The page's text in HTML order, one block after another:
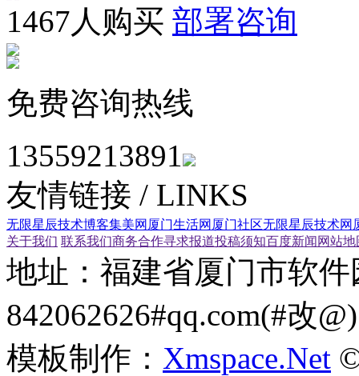
1467人购买 部署咨询
免费咨询热线
13559213891
友情链接 / LINKS
无限星辰技术博客集美网 厦门生活网 厦门社区无限星辰技术网
关于我们 联系我们商务合作寻求报道投稿须知百度新闻 网站地
地址：福建省厦门
842062626#qq.com(#改@)
模板制作： Xmspace.Net